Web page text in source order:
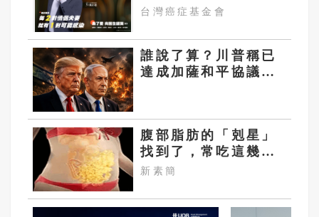
妳！
台灣癌症基金會
誰說了算？川普稱已
達成加薩和平協議
腹部脂肪的「剋星」
找到了，常吃這幾
物，吃走大肚囊，瘦
新素簡